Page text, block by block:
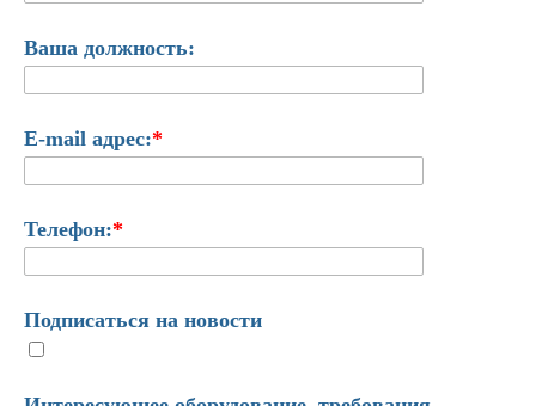
Ваша должность:
E-mail адрес:*
Телефон:*
Подписаться на новости